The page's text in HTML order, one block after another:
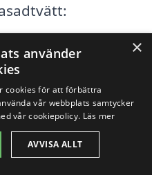
×
använder
cookies för att förbättra
vår webbplats samtycker
vår cookiepolicy. Läs mer
AVVISA ALLT